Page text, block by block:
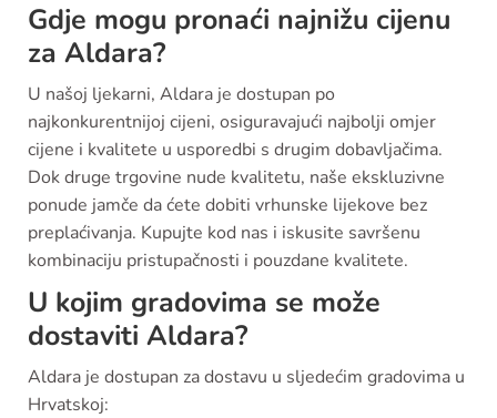
Gdje mogu pronaći najnižu cijenu
za Aldara?
U našoj ljekarni, Aldara je dostupan po
najkonkurentnijoj cijeni, osiguravajući najbolji omjer
cijene i kvalitete u usporedbi s drugim dobavljačima.
Dok druge trgovine nude kvalitetu, naše ekskluzivne
ponude jamče da ćete dobiti vrhunske lijekove bez
preplaćivanja. Kupujte kod nas i iskusite savršenu
kombinaciju pristupačnosti i pouzdane kvalitete.
U kojim gradovima se može
dostaviti Aldara?
Aldara je dostupan za dostavu u sljedećim gradovima u
Hrvatskoj: